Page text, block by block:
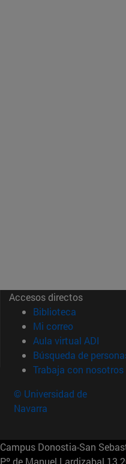
Accesos directos
Biblioteca (abre en
Mi correo(abre en
Aula virtual ADI
Búsqueda de
Trabaja con nosotros
© Universidad de
Navarra
Campus Donostia-San
Pº de Manuel Lardizabal 13